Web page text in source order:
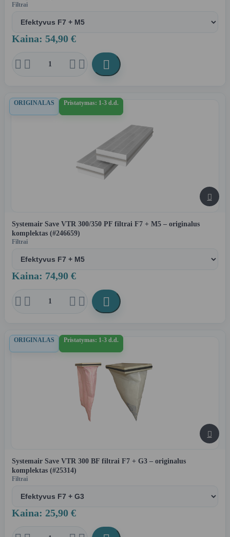
Filtrai
Kaina: 54,90 €
    
ORIGINALAS Pristatymas: 1-3 d.d.

Systemair Save VTR 300/350 PF filtrai F7 + M5 – originalus
komplektas (#246659)
Filtrai
Kaina: 74,90 €
    
ORIGINALAS Pristatymas: 1-3 d.d.

Systemair Save VTR 300 BF filtrai F7 + G3 – originalus
komplektas (#25314)
Filtrai
Kaina: 25,90 €